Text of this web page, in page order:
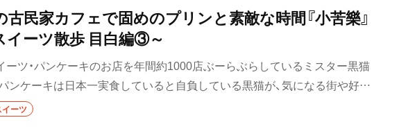
古民家カフェで固めのプリンと素敵な時間『小苦樂』
イーツ散歩 目白編③～
ーツ・パンケーキのお店を年間約1000店ぶーらぶらしているミスター黒猫
ンケーキは日本一実食していると自負している黒猫が、気になる街や好き
ておすすめのお店を紹介していきます。今回は、そんな黒猫スイーツ散歩
ーツ